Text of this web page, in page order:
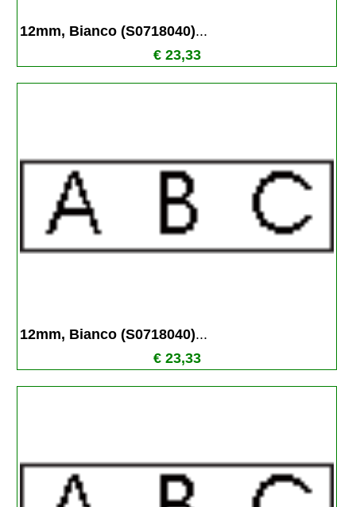
12mm, Bianco (S0718040)...
€ 23,33
12mm, Bianco (S0718040)...
€ 23,33